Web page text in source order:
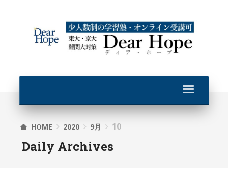
HOME 2020 9月 10
Daily Archives